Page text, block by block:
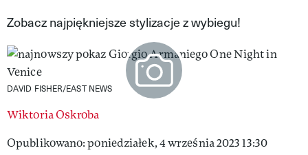
VIVA!PEOPLE POWER
Zobacz najpiękniejsze stylizacje z wybiegu!
DAVID FISHER/EAST NEWS
Wiktoria Oskroba
Opublikowano: poniedziałek, 4 września 2023 13:30